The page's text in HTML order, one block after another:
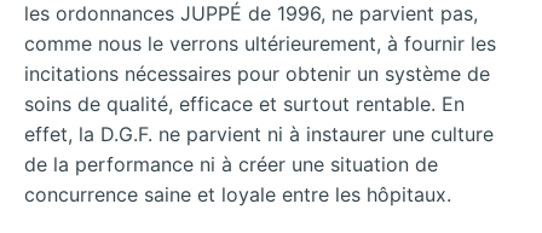
les ordonnances JUPPÉ de 1996, ne parvient pas,
comme nous le verrons ultérieurement, à fournir les
incitations nécessaires pour obtenir un système de
soins de qualité, efficace et surtout rentable. En
effet, la D.G.F. ne parvient ni à instaurer une culture
de la performance ni à créer une situation de
concurrence saine et loyale entre les hôpitaux.